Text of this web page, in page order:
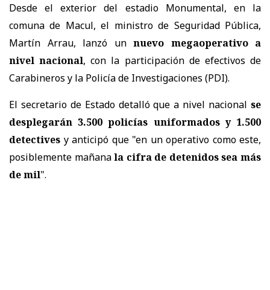
Desde el exterior del estadio Monumental, en la
comuna de Macul, el ministro de Seguridad Pública,
Martín Arrau, lanzó un nuevo megaoperativo a
nivel nacional, con la participación de efectivos de
Carabineros y la Policía de Investigaciones (PDI).
El secretario de Estado detalló que a nivel nacional se
desplegarán 3.500 policías uniformados y 1.500
detectives y anticipó que "en un operativo como este,
posiblemente mañanala cifra de detenidos sea más
de mil".